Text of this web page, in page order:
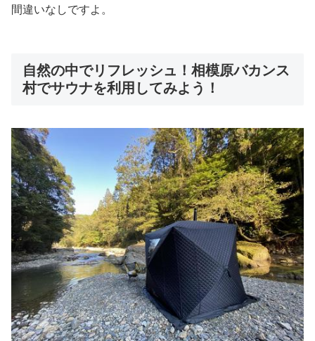
間違いなしですよ。
自然の中でリフレッシュ！相模原バカンス
村でサウナを利用してみよう！